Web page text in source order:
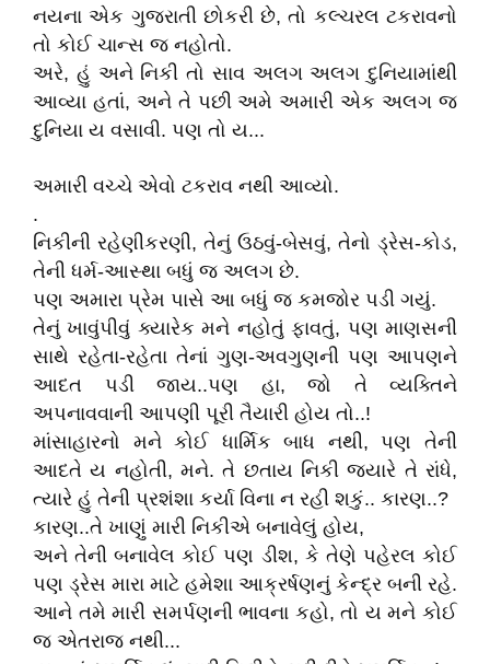
નયના એક ગુજરાતી છોકરી છે, તો કલ્ચરલ ટકરાવનો
તો કોઈ ચાન્સ જ નહોતો.
અરે, હું અને નિકી તો સાવ અલગ અલગ દુનિયામાંથી
આવ્યા હતાં, અને તે પછી અમે અમારી એક અલગ જ
દુનિયા ય વસાવી. પણ તો ય...
અમારી વચ્ચે એવો ટકરાવ નથી આવ્યો.
.
નિકીની રહેણીકરણી, તેનું ઉઠવું-બેસવું, તેનો ડ્રેસ-કોડ,
તેની ધર્મ-આસ્થા બધું જ અલગ છે.
પણ અમારા પ્રેમ પાસે આ બધું જ કમજોર પડી ગયું.
તેનું ખાવુંપીવું ક્યારેક મને નહોતું ફાવતું, પણ માણસની
સાથે રહેતા-રહેતા તેનાં ગુણ-અવગુણની પણ આપણને
આદત પડી જાય..પણ હા, જો તે વ્યક્તિને
અપનાવવાની આપણી પૂરી તૈયારી હોય તો..!
માંસાહારનો મને કોઈ ધાર્મિક બાધ નથી, પણ તેની
આદતે ય નહોતી, મને. તે છતાય નિકી જયારે તે રાંધે,
ત્યારે હું તેની પ્રશંશા કર્યા વિના ન રહી શકું.. કારણ..?
કારણ..તે ખાણું મારી નિકીએ બનાવેલું હોય,
અને તેની બનાવેલ કોઈ પણ ડીશ, કે તેણે પહેરલ કોઈ
પણ ડ્રેસ મારા માટે હમેશા આક્રર્ષણનું કેન્દ્ર બની રહે.
આને તમે મારી સમર્પણની ભાવના કહો, તો ય મને કોઈ
જ એતરાજ નથી...